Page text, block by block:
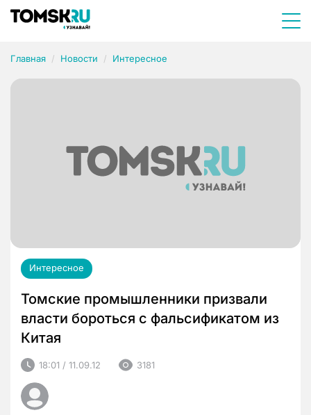
Главная Новости Интересное
Интересное
Томские промышленники призвали
власти бороться с фальсификатом из
Китая
18:01 / 11.09.12 3181